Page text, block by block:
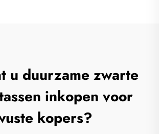
u duurzame zwarte
inkopen voor
kopers?